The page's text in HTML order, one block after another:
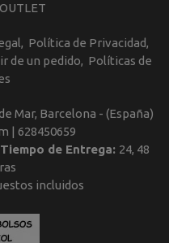
Política de Privacidad
de un pedido
Políticas de
Mar, Barcelona - (España)
| 628450659
Tiempo de Entrega: 24, 48
incluidos